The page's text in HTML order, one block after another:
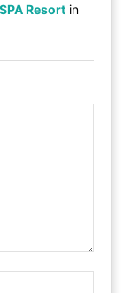
Resort in